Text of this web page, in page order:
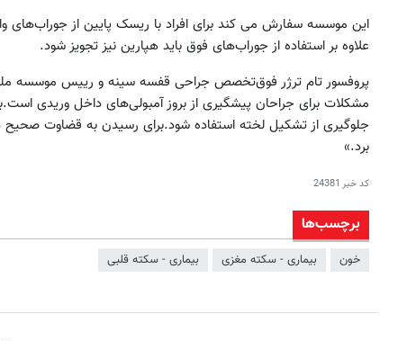
این موسسه سفارش می کند برای افراد با ریسک پایین از جوراب‌های
علاوه بر استفاده از جوراب‌های فوق باید هپارین نیز تجویز شود.
پروفسور تام ترژر فوق‌تخصص جراحی قفسه سینه و رییس موسسه
مشکلات برای جراحان پیشگیری از بروز آمبولی‌های داخل وریدی
جلوگیری از تشکیل لخته استفاده شود.برای رسیدن به قضاوت صحیح
برد.»
کد خبر 24381
برچسب‌ها
خون بیماری - سکته مغزی بیماری - سکته قلبی